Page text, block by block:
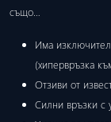
също…
Има
(хипервръзка
Отзиви от
Силни връзки с